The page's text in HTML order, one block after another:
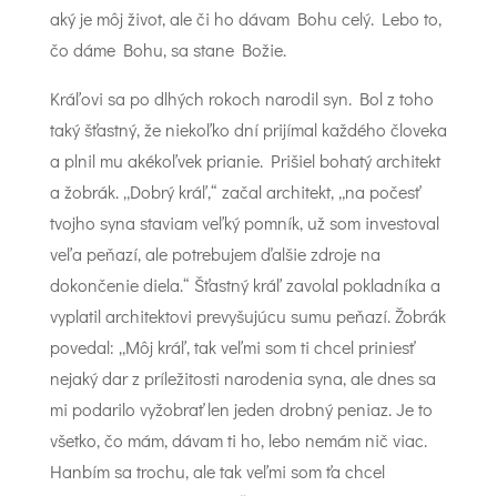
aký je môj život, ale či ho dávam Bohu celý. Lebo to,
čo dáme Bohu, sa stane Božie.
Kráľovi sa po dlhých rokoch narodil syn. Bol z toho
taký šťastný, že niekoľko dní prijímal každého človeka
a plnil mu akékoľvek prianie. Prišiel bohatý architekt
a žobrák. „Dobrý kráľ,“ začal architekt, „na počesť
tvojho syna staviam veľký pomník, už som investoval
veľa peňazí, ale potrebujem ďalšie zdroje na
dokončenie diela.“ Šťastný kráľ zavolal pokladníka a
vyplatil architektovi prevyšujúcu sumu peňazí. Žobrák
povedal: „Môj kráľ, tak veľmi som ti chcel priniesť
nejaký dar z príležitosti narodenia syna, ale dnes sa
mi podarilo vyžobrať len jeden drobný peniaz. Je to
všetko, čo mám, dávam ti ho, lebo nemám nič viac.
Hanbím sa trochu, ale tak veľmi som ťa chcel